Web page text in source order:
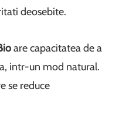
deosebite.
are capacitatea de a
intr-un mod natural.
se reduce